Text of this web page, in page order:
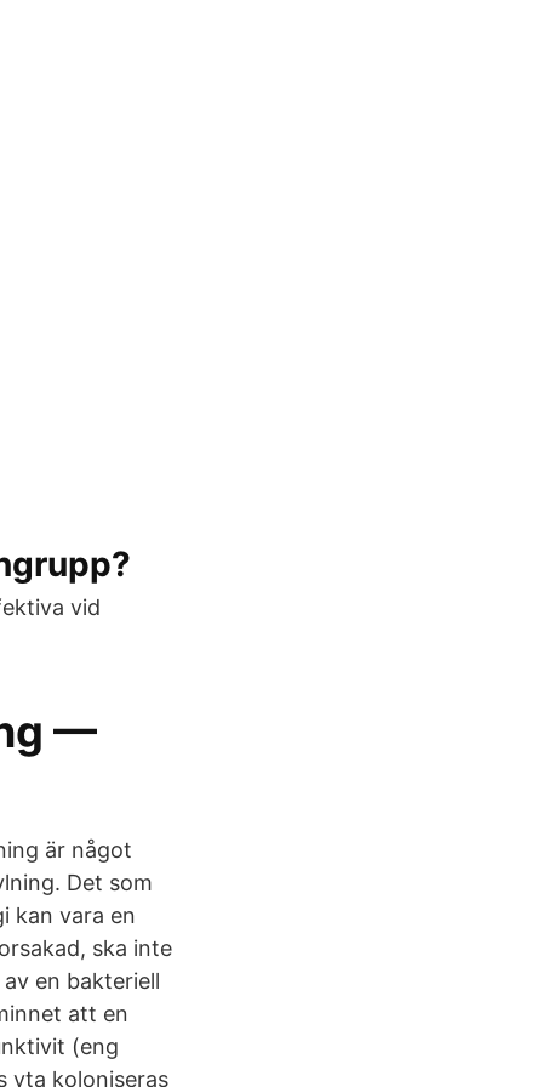
vid
—
är något
Det som
kan vara en
ska inte
en bakteriell
att en
(eng
yta koloniseras